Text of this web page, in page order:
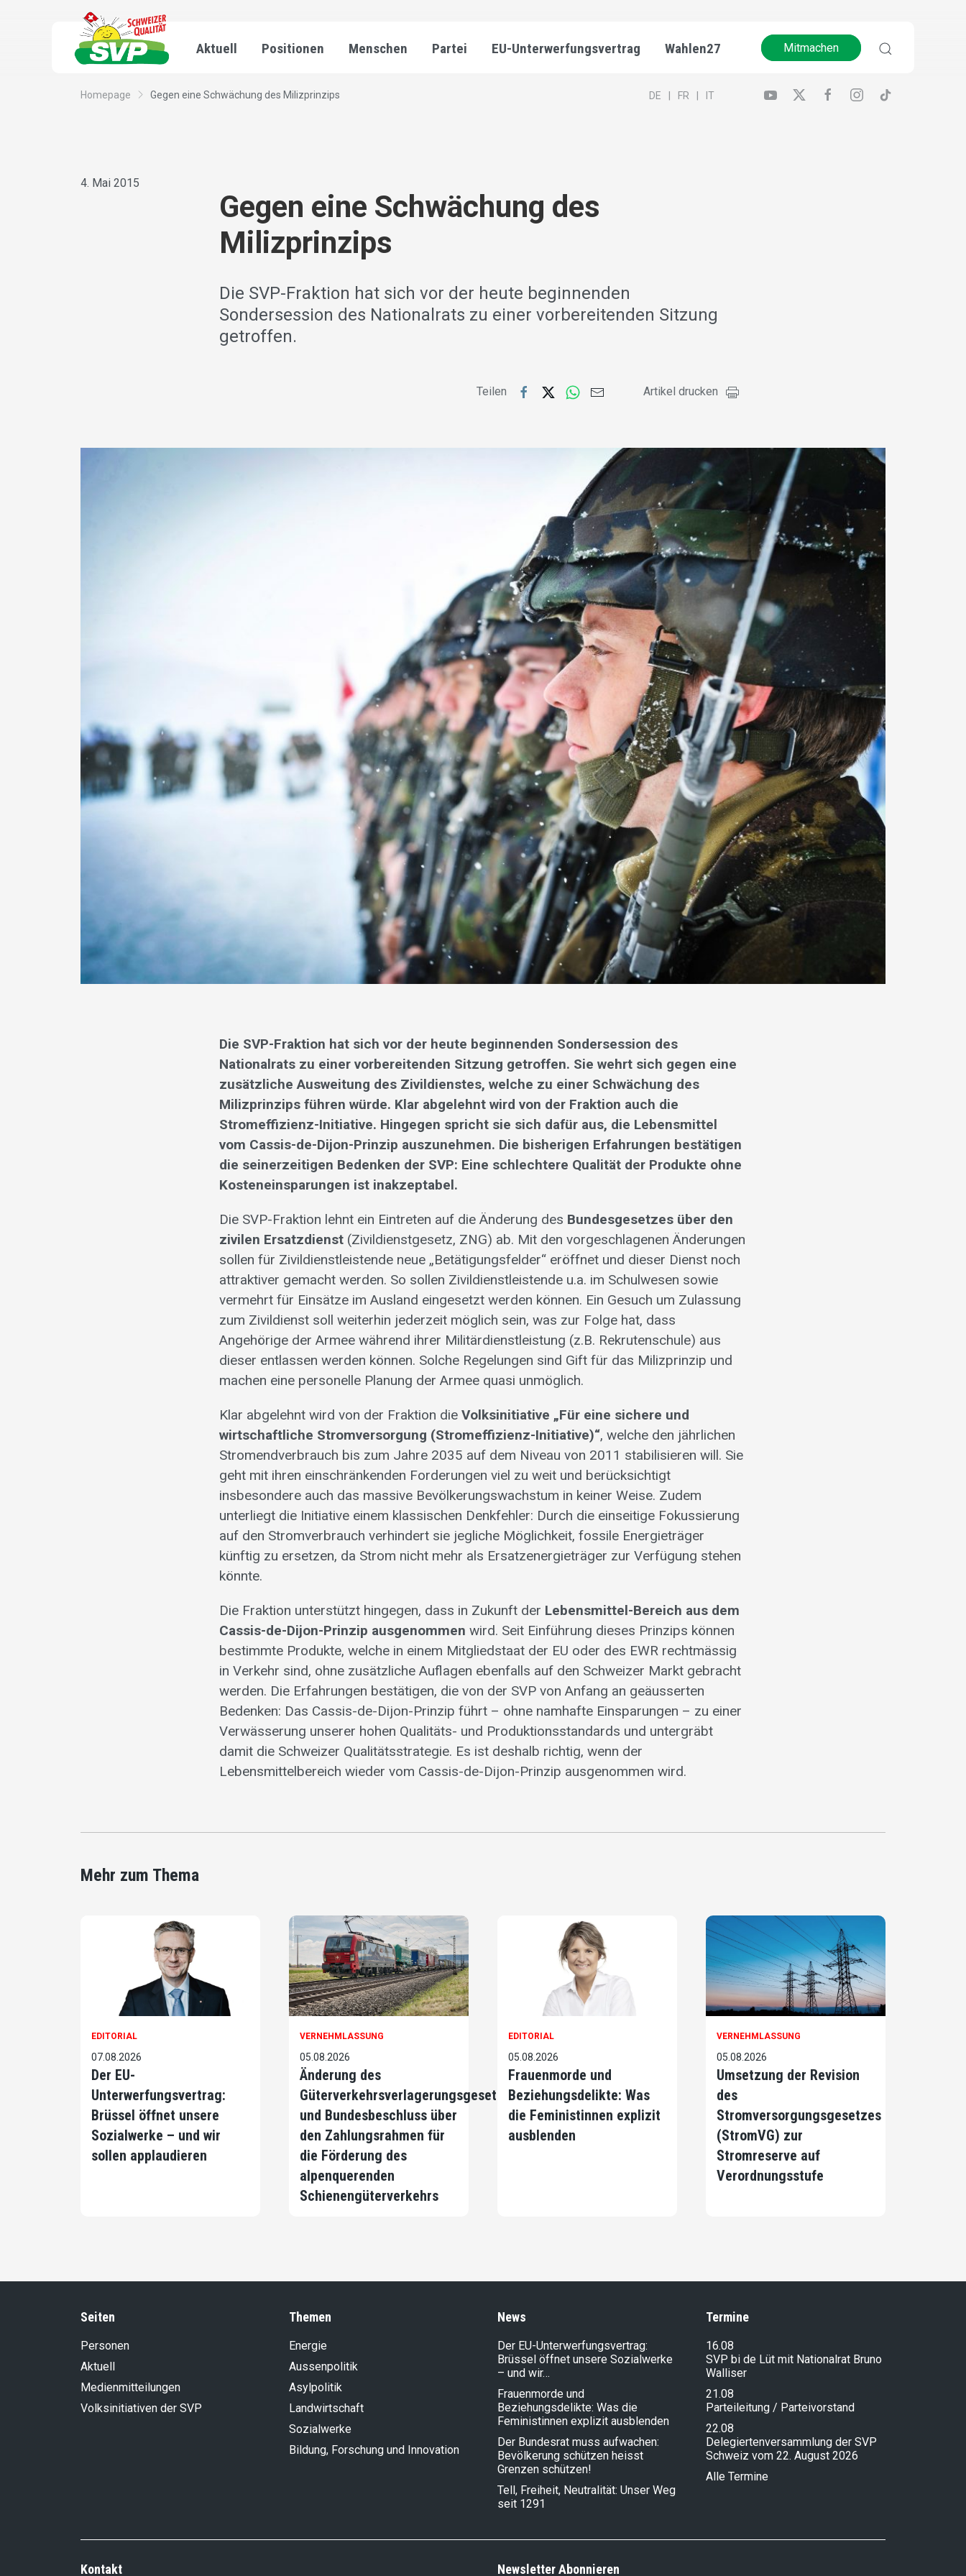
Aktuell Positionen Menschen Partei EU-Unterwerfungsvertrag Wahlen27 Mitmachen
Homepage Gegen eine Schwächung des Milizprinzips DE FR IT
4. Mai 2015
Gegen eine Schwächung des
Milizprinzips
Die SVP-Fraktion hat sich vor der heute beginnenden
Sondersession des Nationalrats zu einer vorbereitenden Sitzung
getroffen.
Teilen Artikel drucken
Die SVP-Fraktion hat sich vor der heute beginnenden Sondersession des
Nationalrats zu einer vorbereitenden Sitzung getroffen. Sie wehrt sich gegen eine
zusätzliche Ausweitung des Zivildienstes, welche zu einer Schwächung des
Milizprinzips führen würde. Klar abgelehnt wird von der Fraktion auch die
Stromeffizienz-Initiative. Hingegen spricht sie sich dafür aus, die Lebensmittel
vom Cassis-de-Dijon-Prinzip auszunehmen. Die bisherigen Erfahrungen bestätigen
die seinerzeitigen Bedenken der SVP: Eine schlechtere Qualität der Produkte ohne
Kosteneinsparungen ist inakzeptabel.
Die SVP-Fraktion lehnt ein Eintreten auf die Änderung des Bundesgesetzes über den
zivilen Ersatzdienst (Zivildienstgesetz, ZNG) ab. Mit den vorgeschlagenen Änderungen
sollen für Zivildienstleistende neue „Betätigungsfelder“ eröffnet und dieser Dienst noch
attraktiver gemacht werden. So sollen Zivildienstleistende u.a. im Schulwesen sowie
vermehrt für Einsätze im Ausland eingesetzt werden können. Ein Gesuch um Zulassung
zum Zivildienst soll weiterhin jederzeit möglich sein, was zur Folge hat, dass
Angehörige der Armee während ihrer Militärdienstleistung (z.B. Rekrutenschule) aus
dieser entlassen werden können. Solche Regelungen sind Gift für das Milizprinzip und
machen eine personelle Planung der Armee quasi unmöglich.
Klar abgelehnt wird von der Fraktion dieVolksinitiative „Für eine sichere und
wirtschaftliche Stromversorgung (Stromeffizienz-Initiative)“, welche den jährlichen
Stromendverbrauch bis zum Jahre 2035 auf dem Niveau von 2011 stabilisieren will. Sie
geht mit ihren einschränkenden Forderungen viel zu weit und berücksichtigt
insbesondere auch das massive Bevölkerungswachstum in keiner Weise. Zudem
unterliegt die Initiative einem klassischen Denkfehler: Durch die einseitige Fokussierung
auf den Stromverbrauch verhindert sie jegliche Möglichkeit, fossile Energieträger
künftig zu ersetzen, da Strom nicht mehr als Ersatzenergieträger zur Verfügung stehen
könnte.
Die Fraktion unterstützt hingegen, dass in Zukunft der Lebensmittel-Bereich aus dem
Cassis-de-Dijon-Prinzip ausgenommen wird. Seit Einführung dieses Prinzips können
bestimmte Produkte, welche in einem Mitgliedstaat der EU oder des EWR rechtmässig
in Verkehr sind, ohne zusätzliche Auflagen ebenfalls auf den Schweizer Markt gebracht
werden. Die Erfahrungen bestätigen, die von der SVP von Anfang an geäusserten
Bedenken: Das Cassis-de-Dijon-Prinzip führt – ohne namhafte Einsparungen – zu einer
Verwässerung unserer hohen Qualitäts- und Produktionsstandards und untergräbt
damit die Schweizer Qualitätsstrategie. Es ist deshalb richtig, wenn der
Lebensmittelbereich wieder vom Cassis-de-Dijon-Prinzip ausgenommen wird.
Mehr zum Thema
EDITORIAL
07.08.2026
Der EU-
Unterwerfungsvertrag:
Brüssel öffnet unsere
Sozialwerke – und wir
sollen applaudieren
VERNEHMLASSUNG
05.08.2026
Änderung des
Güterverkehrsverlagerungsgesetzes
und Bundesbeschluss über
den Zahlungsrahmen für
die Förderung des
alpenquerenden
Schienengüterverkehrs
EDITORIAL
05.08.2026
Frauenmorde und
Beziehungsdelikte: Was
die Feministinnen explizit
ausblenden
VERNEHMLASSUNG
05.08.2026
Umsetzung der Revision
des
Stromversorgungsgesetzes
(StromVG) zur
Stromreserve auf
Verordnungsstufe
Seiten
Personen
Aktuell
Medienmitteilungen
Volksinitiativen der SVP
Themen
Energie
Aussenpolitik
Asylpolitik
Landwirt­schaft
Sozialwerke
Bildung, Forschung und Innovation
News
Der EU-Unterwerfungsvertrag:
Brüssel öffnet unsere Sozialwerke
– und wir…
Frauenmorde und
Beziehungsdelikte: Was die
Feministinnen explizit ausblenden
Der Bundesrat muss aufwachen:
Bevölkerung schützen heisst
Grenzen schützen!
Tell, Freiheit, Neutralität: Unser Weg
seit 1291
Termine
16.08
SVP bi de Lüt mit Nationalrat Bruno
Walliser
21.08
Parteileitung / Parteivorstand
22.08
Delegiertenversammlung der SVP
Schweiz vom 22. August 2026
Alle Termine
Kontakt Newsletter Abonnieren